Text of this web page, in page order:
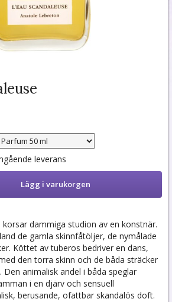
leverans
Lägg i varukorgen
korsar dammiga studion av en konstnär.
de gamla skinnfåtöljer, de nymålade
Köttet av tuberos bedriver en dans,
den torra skinn och de båda sträcker
animalisk andel i båda speglar
i en djärv och sensuell
berusande, ofattbar skandalös doft.